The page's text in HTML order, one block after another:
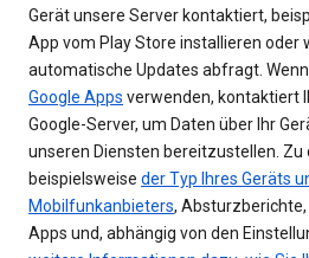
Gerät unsere Server kontaktiert,
App vom Play Store installieren oder
automatische Updates abfragt.
Google Apps verwenden, kontaktiert
Google-Server, um Daten über Ihr
unseren Diensten bereitzustellen. Zu
beispielsweise der Typ Ihres Geräts
Mobilfunkanbieters,
Apps und, abhängig von den